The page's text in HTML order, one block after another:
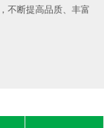
不断提高品质、丰富